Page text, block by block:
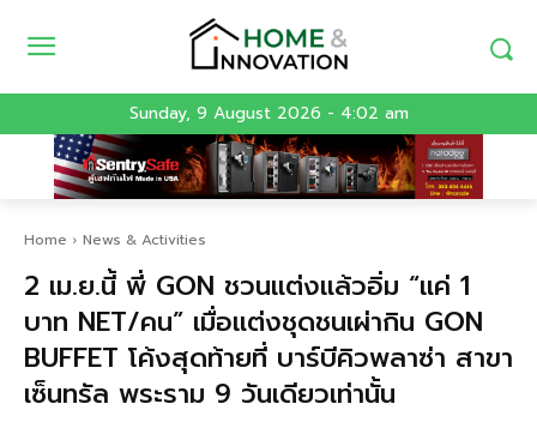
Sunday, 9 August 2026 - 4:02 am
Home News & Activities
2 เม.ย.นี้ พี่ GON ชวนแต่งแล้วอิ่ม “แค่ 1
บาท NET/คน” เมื่อแต่งชุดชนเผ่ากิน GON
BUFFET โค้งสุดท้ายที่ บาร์บีคิวพลาซ่า สาขา
เซ็นทรัล พระราม 9 วันเดียวเท่านั้น